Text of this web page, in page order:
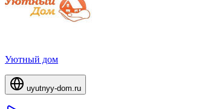
Уютный дом
uyutnyy-dom.ru